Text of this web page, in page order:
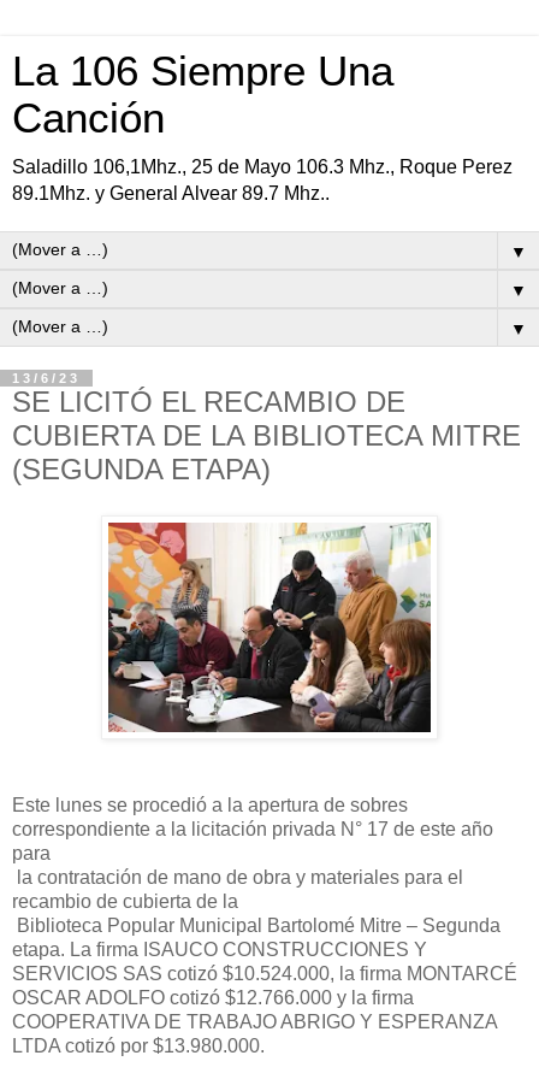
La 106 Siempre Una
Canción
Saladillo 106,1Mhz., 25 de Mayo 106.3 Mhz., Roque Perez
89.1Mhz. y General Alvear 89.7 Mhz..
▼
▼
▼
13/6/23
SE LICITÓ EL RECAMBIO DE
CUBIERTA DE LA BIBLIOTECA MITRE
(SEGUNDA ETAPA)
Este lunes se procedió a la apertura de sobres
correspondiente a la licitación privada N° 17 de este año
para
la contratación de mano de obra y materiales para el
recambio de cubierta de la
Biblioteca Popular Municipal Bartolomé Mitre – Segunda
etapa. La firma ISAUCO CONSTRUCCIONES Y
SERVICIOS SAS cotizó $10.524.000, la firma MONTARCÉ
OSCAR ADOLFO cotizó $12.766.000 y la firma
COOPERATIVA DE TRABAJO ABRIGO Y ESPERANZA
LTDA cotizó por $13.980.000.